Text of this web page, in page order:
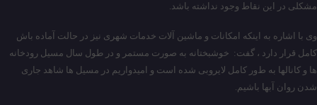
مشکلی در این نقاط وجود نداشته باشد.
وی با اشاره به اینکه امکانات و ماشین آلات خدمات شهری نیز در حالت آماده باش
کامل قرار دارد ، گفت: خوشبختانه به صورت مستمر و در طول سال مسیل رودخانه
ها و کانالها به ط‌ور کامل لایروبی شده است و امیدواریم در مسیل ها شاهد جاری
شدن روان آبها باشیم.